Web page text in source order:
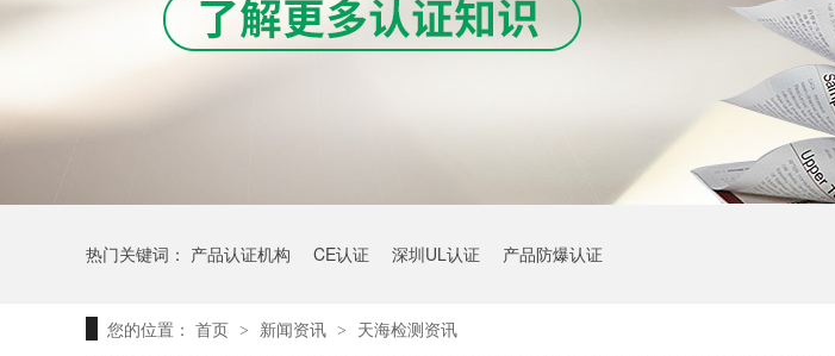
热门关键词： 产品认证机构 CE认证 深圳UL认证 产品防爆认证
您的位置： 首页 > 新闻资讯 > 天海检测资讯